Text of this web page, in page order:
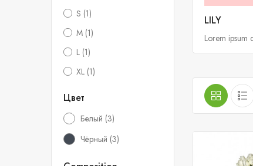
S (1)
M (1)
L (1)
XL (1)
Цвет
Белый (3)
Чёрный (3)
LILY
Lorem ipsum